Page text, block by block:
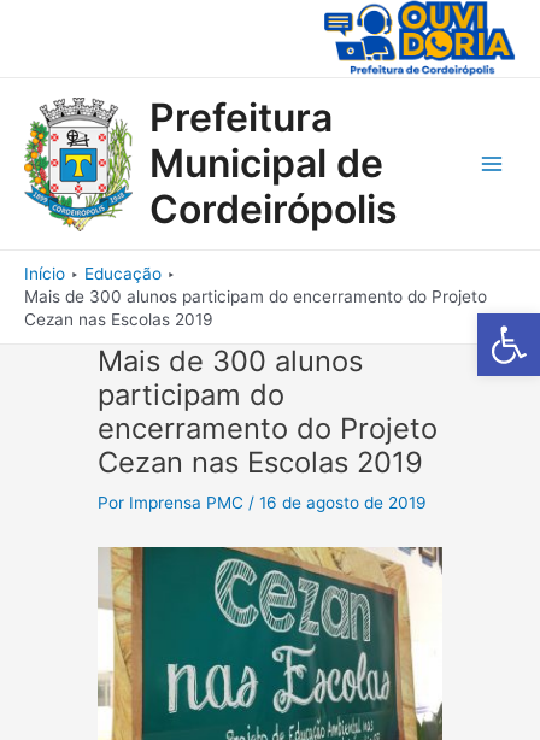
Barra de
Prefeitura
Municipal de
Cordeirópolis
Início
Educação
Mais de 300 alunos participam do encerramento do Projeto
Cezan nas Escolas 2019
Mais de 300 alunos
participam do
encerramento do Projeto
Cezan nas Escolas 2019
Por Imprensa PMC /16 de agosto de 2019